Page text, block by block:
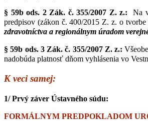
§ 59b ods. 2 Zák. č. 355/2007 Z. z.: Na
predpisov (zákon č. 400/2015 Z. z. o
zdravotníctva a regionálnym úradom
§ 59b ods. 3 Zák. č. 355/2007 Z. z.:
nadobúda platnosť dňom vyhlásenia vo
K veci samej:
1/ Prvý záver Ústavného súdu:
FORMÁLNYM PREDPOKLADOM